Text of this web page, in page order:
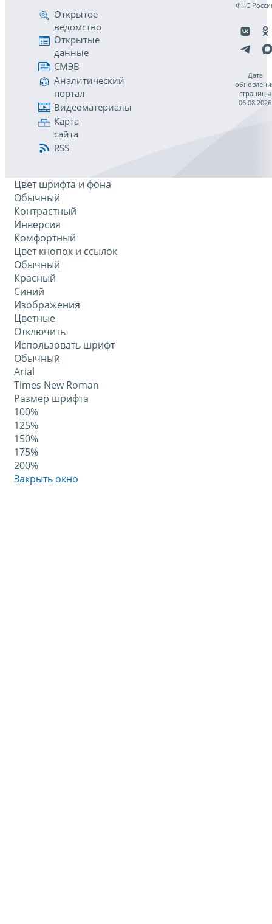
Открытое
ведомство
Открытые
данные
СМЭВ
Аналитический
портал
Видеоматериалы
Карта
сайта
RSS
ФНС
Дата
страницы
06.08.2026
Цвет шрифта и фона
Обычный
Контрастный
Инверсия
Комфортный
Цвет кнопок и ссылок
Обычный
Красный
Синий
Изображения
Цветные
Отключить
Использовать шрифт
Обычный
Arial
Times New Roman
Размер шрифта
100%
125%
150%
175%
200%
Закрыть окно